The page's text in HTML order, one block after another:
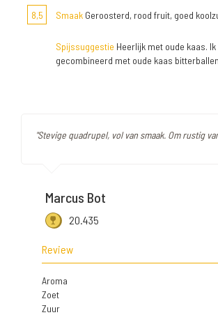
8,5 Smaak Geroosterd, rood fruit, goed
Spijssuggestie Heerlijk met oude kaas.
gecombineerd met oude kaas
"Stevige quadrupel, vol van smaak. Om rustig
Marcus Bot
20.435
Review
Aroma
Zoet
Zuur